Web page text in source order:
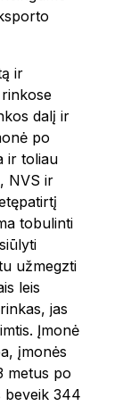
ir
dalį ir
po
ir toliau
NVS ir
tobulinti
užmegzti
leis
jas
Įmonė
įmonės
metus po
beveik 344